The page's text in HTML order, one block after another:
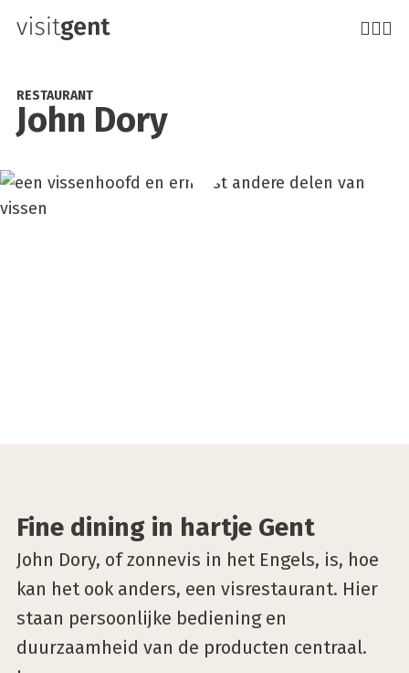
Overslaan
de
inhoud
gaanJohn Dory
RESTAURANT
Fine dining in hartje Gent
John Dory, of zonnevis in het Engels, is, hoe
kan het ook anders, een visrestaurant. Hier
staan persoonlijke bediening en
duurzaamheid van de producten centraal.